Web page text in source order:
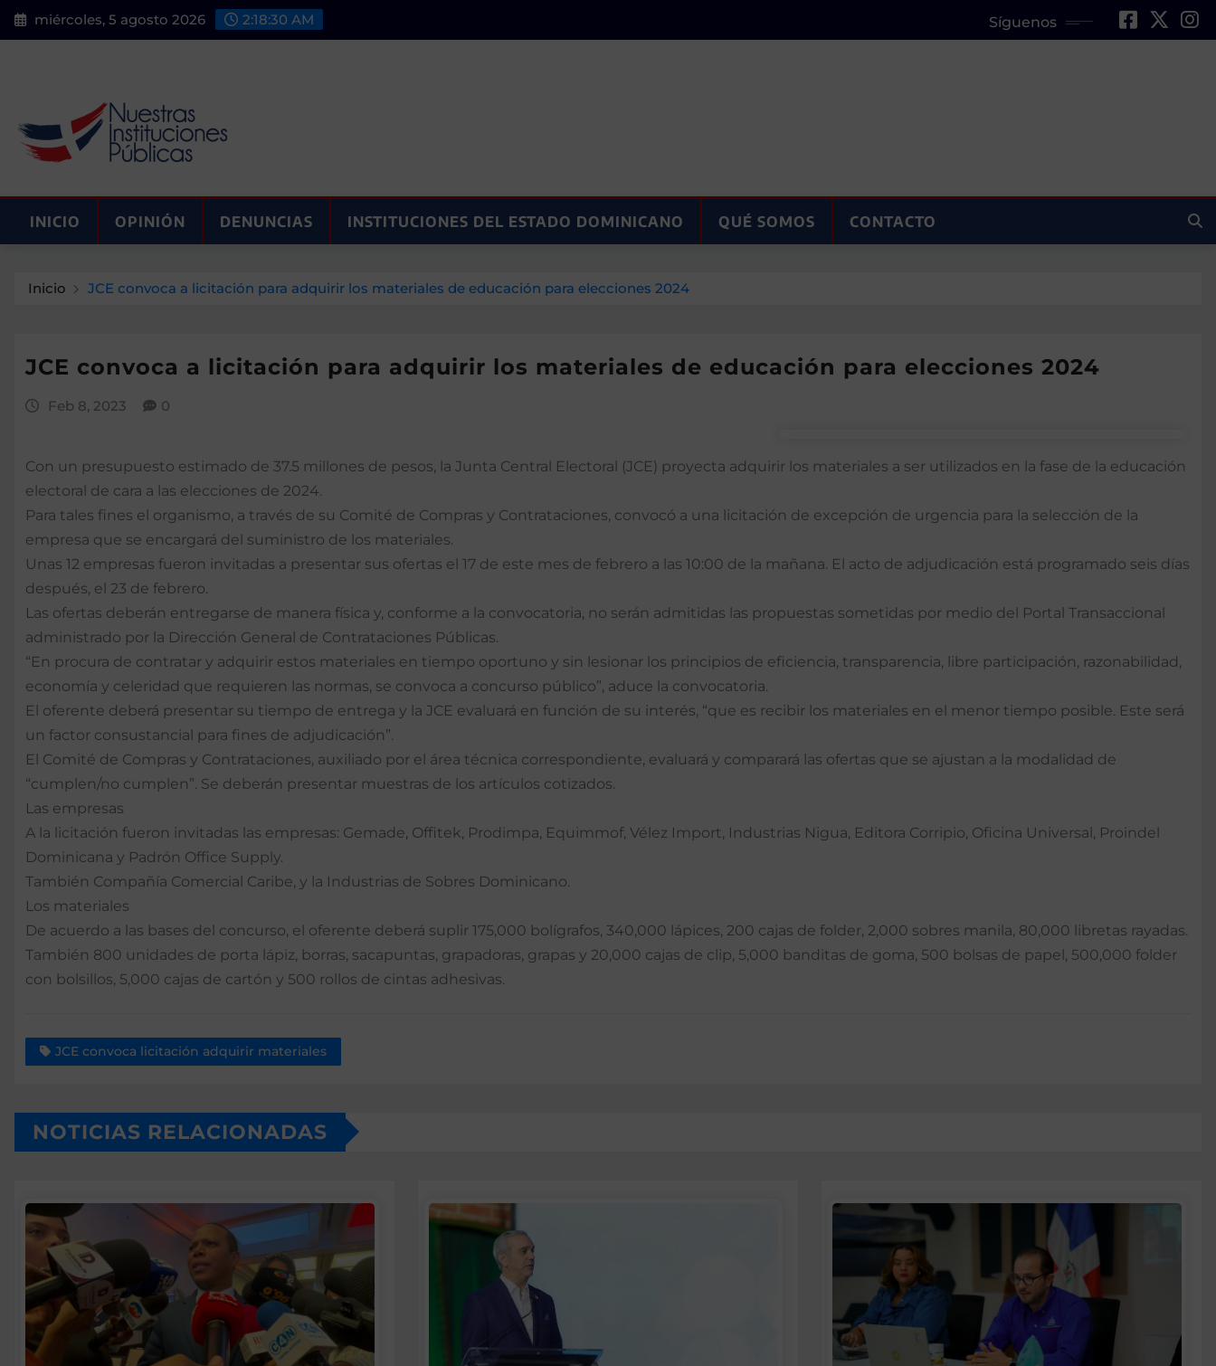
Saltar
al
miércoles, 5 agosto 2026 2:18:31 AM Síguenos
INICIO OPINIÓN DENUNCIAS INSTITUCIONES DEL ESTADO DOMINICANO QUÉ SOMOS CONTACTO
Inicio JCE convoca a licitación para adquirir los materiales de educación para elecciones 2024
JCE convoca a licitación para adquirir los materiales de educación para elecciones 2024
Feb 8, 2023 0
Con un presupuesto estimado de 37.5 millones de pesos, la Junta Central Electoral (JCE) proyecta adquirir los materiales a ser utilizados en la fase de la educación
electoral de cara a las elecciones de 2024.
Para tales fines el organismo, a través de su Comité de Compras y Contrataciones, convocó a una licitación de excepción de urgencia para la selección de la
empresa que se encargará del suministro de los materiales.
Unas 12 empresas fueron invitadas a presentar sus ofertas el 17 de este mes de febrero a las 10:00 de la mañana. El acto de adjudicación está programado seis días
después, el 23 de febrero.
Las ofertas deberán entregarse de manera física y, conforme a la convocatoria, no serán admitidas las propuestas sometidas por medio del Portal Transaccional
administrado por la Dirección General de Contrataciones Públicas.
“En procura de contratar y adquirir estos materiales en tiempo oportuno y sin lesionar los principios de eficiencia, transparencia, libre participación, razonabilidad,
economía y celeridad que requieren las normas, se convoca a concurso público”, aduce la convocatoria.
El oferente deberá presentar su tiempo de entrega y la JCE evaluará en función de su interés, “que es recibir los materiales en el menor tiempo posible. Este será
un factor consustancial para fines de adjudicación”.
El Comité de Compras y Contrataciones, auxiliado por el área técnica correspondiente, evaluará y comparará las ofertas que se ajustan a la modalidad de
“cumplen/no cumplen”. Se deberán presentar muestras de los artículos cotizados.
Las empresas
A la licitación fueron invitadas las empresas: Gemade, Offitek, Prodimpa, Equimmof, Vélez Import, Industrias Nigua, Editora Corripio, Oficina Universal, Proindel
Dominicana y Padrón Office Supply.
También Compañía Comercial Caribe, y la Industrias de Sobres Dominicano.
Los materiales
De acuerdo a las bases del concurso, el oferente deberá suplir 175,000 bolígrafos, 340,000 lápices, 200 cajas de folder, 2,000 sobres manila, 80,000 libretas rayadas.
También 800 unidades de porta lápiz, borras, sacapuntas, grapadoras, grapas y 20,000 cajas de clip, 5,000 banditas de goma, 500 bolsas de papel, 500,000 folder
con bolsillos, 5,000 cajas de cartón y 500 rollos de cintas adhesivas.
JCE convoca licitación adquirir materiales
NOTICIAS RELACIONADAS